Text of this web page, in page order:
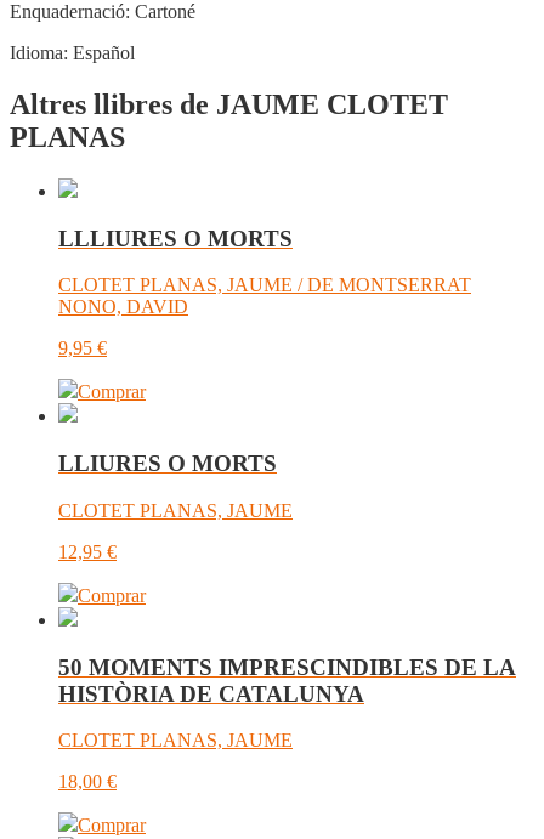
Enquadernació: Cartoné
Idioma: Español
Altres llibres de JAUME CLOTET
PLANAS
LLLIURES O MORTS
CLOTET PLANAS, JAUME / DE MONTSERRAT
NONO, DAVID
9,95 €
Comprar
LLIURES O MORTS
CLOTET PLANAS, JAUME
12,95 €
Comprar
50 MOMENTS IMPRESCINDIBLES DE LA
HISTÒRIA DE CATALUNYA
CLOTET PLANAS, JAUME
18,00 €
Comprar